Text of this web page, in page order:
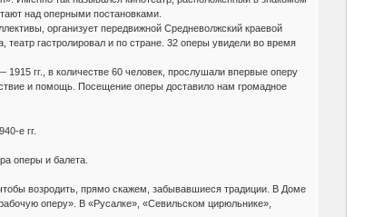
над оперными постановками.
организует передвижной Средневолжский краевой
гастролировал и по стране. 32 оперы увидели во время
гг., в количестве 60 человек, прослушали впервые оперу
и помощь. Посещение оперы доставило нам громадное
е гг.
оперы и балета.
возродить, прямо скажем, забывавшиеся традиции. В Доме
оперу». В «Русалке», «Севильском цирюльнике»,